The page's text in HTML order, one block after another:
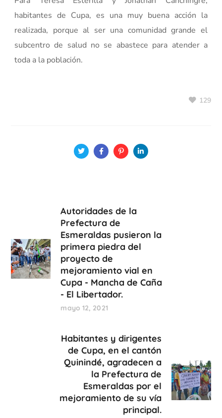
habitantes de Cupa, es una muy buena acción la
realizada, porque al ser una comunidad grande el
subcentro de salud no se abastece para atender a
toda a la población.
129
Autoridades de la
Prefectura de
Esmeraldas pusieron la
primera piedra del
proyecto de
mejoramiento vial en
Cupa - Mancha de Caña
- El Libertador.
mayo 12, 2021
Habitantes y dirigentes
de Cupa, en el cantón
Quinindé, agradecen a
la Prefectura de
Esmeraldas por el
mejoramiento de su vía
principal.